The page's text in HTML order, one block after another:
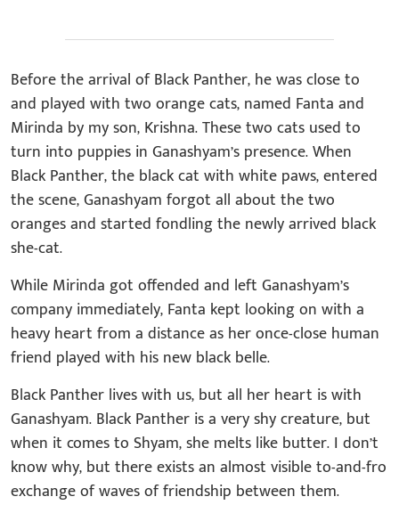
Before the arrival of Black Panther, he was close to
and played with two orange cats, named Fanta and
Mirinda by my son, Krishna. These two cats used to
turn into puppies in Ganashyam’s presence. When
Black Panther, the black cat with white paws, entered
the scene, Ganashyam forgot all about the two
oranges and started fondling the newly arrived black
she-cat.
While Mirinda got offended and left Ganashyam’s
company immediately, Fanta kept looking on with a
heavy heart from a distance as her once-close human
friend played with his new black belle.
Black Panther lives with us, but all her heart is with
Ganashyam. Black Panther is a very shy creature, but
when it comes to Shyam, she melts like butter. I don’t
know why, but there exists an almost visible to-and-fro
exchange of waves of friendship between them.